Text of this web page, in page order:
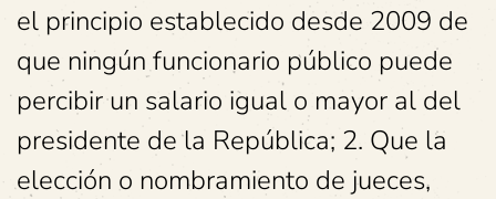
el principio establecido desde 2009 de
que ningún funcionario público puede
percibir un salario igual o mayor al del
presidente de la República; 2. Que la
elección o nombramiento de jueces,